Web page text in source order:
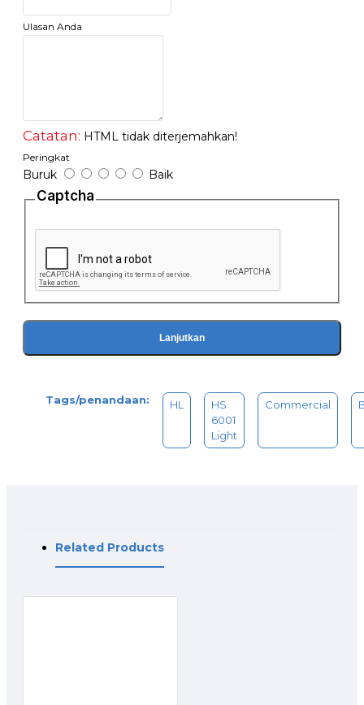
1. Grinder : untuk menggiling biji-bijian (kering).
Ulasan Anda
Catatan: HTML tidak diterjemahkan!
Peringkat
Buruk Baik
Captcha
Lanjutkan
Tags/penandaan: HL
HS
6001
Light
Commercial
Related Products